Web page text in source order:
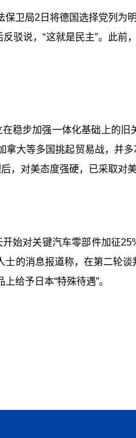
卫局2日将德国选择党列为
反驳说，“这就是民主”。此
稳步加强一体化基础上的
大等多国挑起贸易战，并
，对美态度强硬，已采取对
始对关键汽车零部件加征
士的消息报道称，在第二轮
给予日本“特殊待遇”。